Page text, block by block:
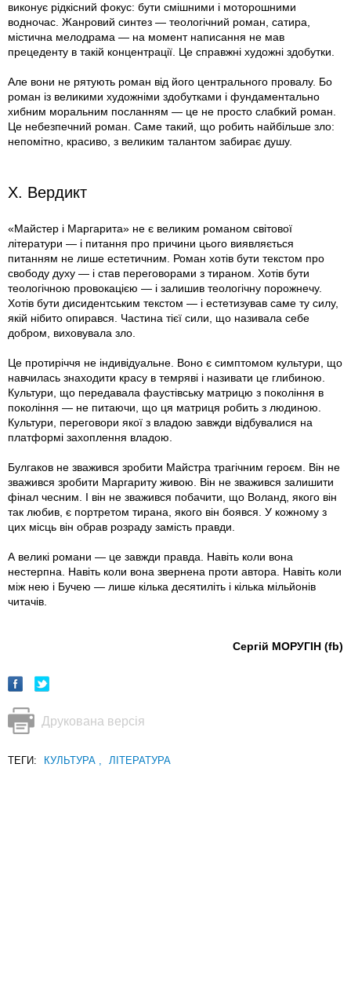
виконує рідкісний фокус: бути смішними і моторошними
водночас. Жанровий синтез — теологічний роман, сатира,
містична мелодрама — на момент написання не мав
прецеденту в такій концентрації. Це справжні художні здобутки.
Але вони не рятують роман від його центрального провалу. Бо
роман із великими художніми здобутками і фундаментально
хибним моральним посланням — це не просто слабкий роман.
Це небезпечний роман. Саме такий, що робить найбільше зло:
непомітно, красиво, з великим талантом забирає душу.
X. Вердикт
«Майстер і Маргарита» не є великим романом світової
літератури — і питання про причини цього виявляється
питанням не лише естетичним. Роман хотів бути текстом про
свободу духу — і став переговорами з тираном. Хотів бути
теологічною провокацією — і залишив теологічну порожнечу.
Хотів бути дисидентським текстом — і естетизував саме ту силу,
якій нібито опирався. Частина тієї сили, що називала себе
добром, виховувала зло.
Це протиріччя не індивідуальне. Воно є симптомом культури, що
навчилась знаходити красу в темряві і називати це глибиною.
Культури, що передавала фаустівську матрицю з покоління в
покоління — не питаючи, що ця матриця робить з людиною.
Культури, переговори якої з владою завжди відбувалися на
платформі захоплення владою.
Булгаков не зважився зробити Майстра трагічним героєм. Він не
зважився зробити Маргариту живою. Він не зважився залишити
фінал чесним. І він не зважився побачити, що Воланд, якого він
так любив, є портретом тирана, якого він боявся. У кожному з
цих місць він обрав розраду замість правди.
А великі романи — це завжди правда. Навіть коли вона
нестерпна. Навіть коли вона звернена проти автора. Навіть коли
між нею і Бучею — лише кілька десятиліть і кілька мільйонів
читачів.
Сергій МОРУГІН (fb)
Друкована версія
ТЕГИ: КУЛЬТУРА , ЛІТЕРАТУРА